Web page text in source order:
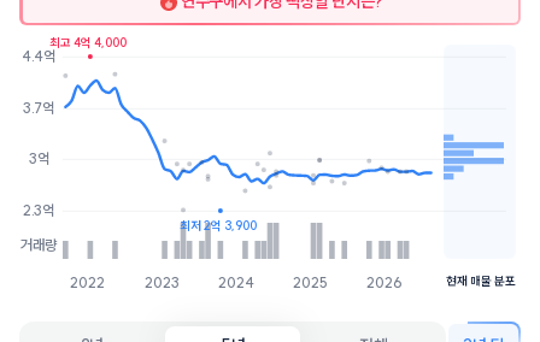
2022 2023 2024 2025 2026
거래량
2.3억
3억
3.7억
4.4억
최고 4억 4,000
최저 2억 3,900
2.7억
1개
현재 매물 분포